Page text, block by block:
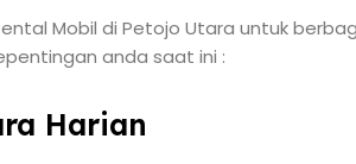
Mobil di Petojo Utara untuk
anda saat ini :
Harian